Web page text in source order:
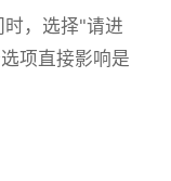
时，选择"请进
项直接影响是